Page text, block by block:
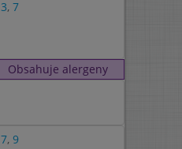
3, 7
Obsahuje alergeny
7, 9